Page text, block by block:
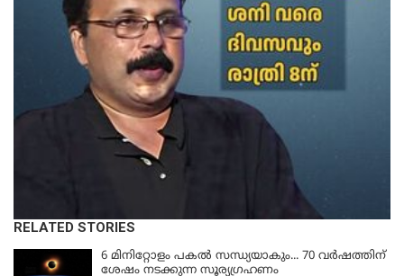
RELATED STORIES
6 മിനിറ്റോളം പകൽ സന്ധ്യയാകും... 70 വർഷത്തിന്
ശേഷം നടക്കുന്ന സൂര്യഗ്രഹണം